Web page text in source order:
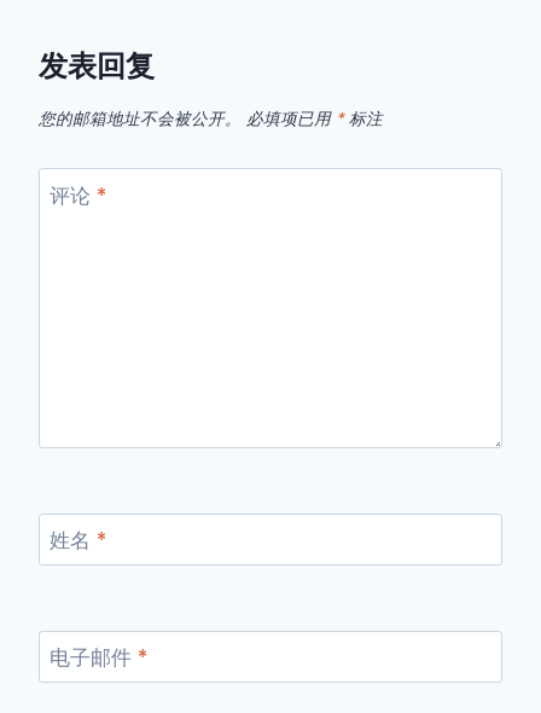
发表回复
您的邮箱地址不会被公开。 必填项已用 *标注
评论 *
姓名 *
电子邮件 *